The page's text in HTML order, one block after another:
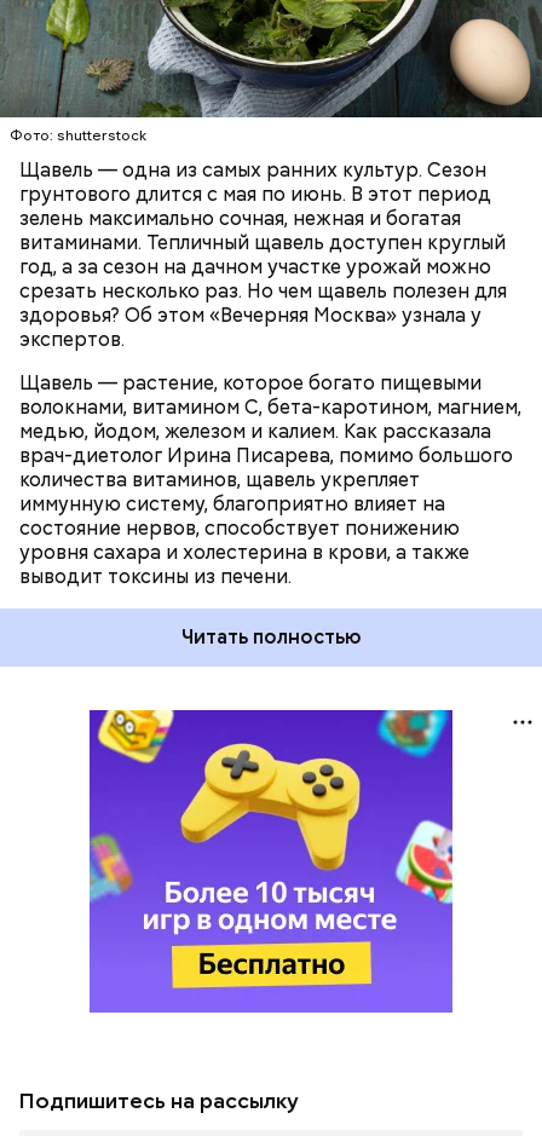
Фото: shutterstock
Щавель — одна из самых ранних культур. Сезон
грунтового длится с мая по июнь. В этот период
зелень максимально сочная, нежная и богатая
витаминами. Тепличный щавель доступен круглый
год, а за сезон на дачном участке урожай можно
срезать несколько раз. Но чем щавель полезен для
здоровья? Об этом «Вечерняя Москва» узнала у
экспертов.
Щавель — растение, которое богато пищевыми
волокнами, витамином С, бета-каротином, магнием,
медью, йодом, железом и калием. Как рассказала
врач-диетолог Ирина Писарева, помимо большого
количества витаминов, щавель укрепляет
иммунную систему, благоприятно влияет на
состояние нервов, способствует понижению
уровня сахара и холестерина в крови, а также
выводит токсины из печени.
Опасность же щавеля состоит в том, что он
содержит большое количество щавелевой кислоты,
которая может способствовать образованию
Читать полностью
ЗДОРОВЬЕ ВРАЧИ
РАСТЕНИЯ
ПРОДУКТЫ
Подпишитесь на рассылку